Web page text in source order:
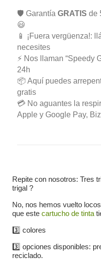
🛡️ Garantía GRATIS de
😃
📱 ¡Fuera vergüenza!:
necesites
⚡ Nos llaman “Speedy
24h
📦 Aquí puedes
gratis
💳 No aguantes la
Apple y Google Pay,
Repite con nosotros: Tres
trigal ?
No, nos hemos vuelto
que este cartucho de tinta
3️⃣ colores
3️⃣ opciones disponibles:
reciclado.